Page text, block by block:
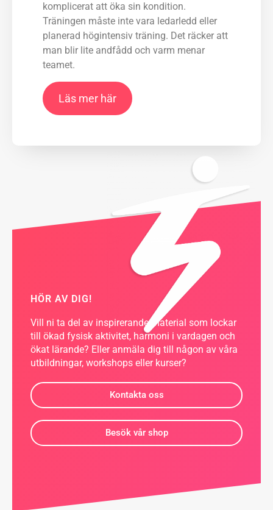
komplicerat att öka sin kondition.
Träningen måste inte vara ledarledd eller
planerad högintensiv träning. Det räcker att
man blir lite andfådd och varm menar
teamet.
Läs mer här
HÖR AV DIG!
Vill ni ta del av inspirerande material som lockar
till ökad fysisk aktivitet, harmoni i vardagen och
ökat lärande? Eller anmäla dig till någon av våra
utbildningar, workshops eller kurser?
Kontakta oss
Besök vår shop